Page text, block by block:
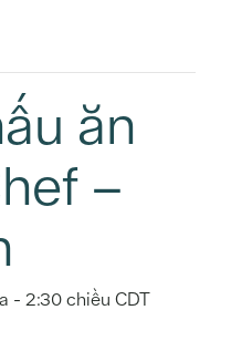
ăn
–
- 2:30 chiều CDT